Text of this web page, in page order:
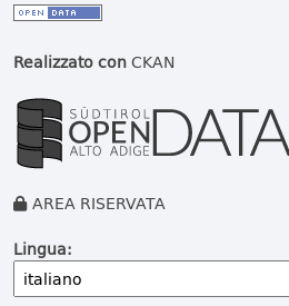
Realizzato conCKAN
AREA RISERVATA
Lingua